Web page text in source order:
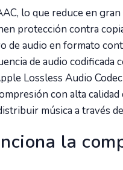
lo que reduce en
protección contra
de audio en formato
de audio codificada
Lossless Audio
con alta
música a través
la